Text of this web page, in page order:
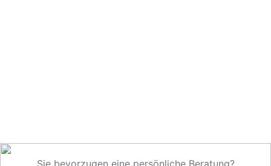
Sie bevorzugen eine persönliche Beratung?